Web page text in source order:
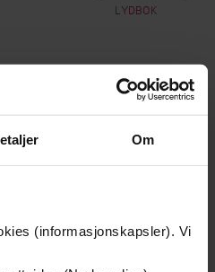
Om
(informasjonskapsler). Vi
LYDBOK